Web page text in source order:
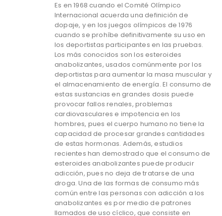
Es en 1968 cuando el Comité Olímpico
Internacional acuerda una definición de
dopaje, y en los juegos olímpicos de 1976
cuando se prohíbe definitivamente su uso en
los deportistas participantes en las pruebas.
Los más conocidos son los esteroides
anabolizantes, usados comúnmente por los
deportistas para aumentar la masa muscular y
el almacenamiento de energía. El consumo de
estas sustancias en grandes dosis puede
provocar fallos renales, problemas
cardiovasculares e impotencia en los
hombres, pues el cuerpo humano no tiene la
capacidad de procesar grandes cantidades
de estas hormonas. Además, estudios
recientes han demostrado que el consumo de
esteroides anabolizantes puede producir
adicción, pues no deja de tratarse de una
droga. Una de las formas de consumo más
común entre las personas con adicción a los
anabolizantes es por medio de patrones
llamados de uso cíclico, que consiste en